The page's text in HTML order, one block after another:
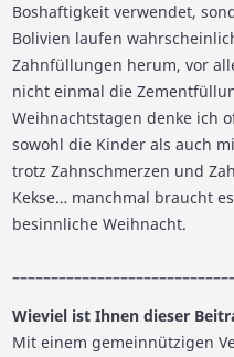
Boshaftigkeit verwendet,
Bolivien laufen
Zahnfüllungen herum, vor
nicht einmal die
Weihnachtstagen denke ich
sowohl die Kinder als auch
trotz Zahnschmerzen und
Kekse… manchmal braucht
besinnliche Weihnacht.
Wieviel ist Ihnen dieser
Mit einem gemeinnützigen